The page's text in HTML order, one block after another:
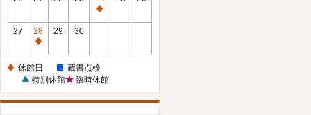
休
27
28
休
日
29 30
休館日
蔵書点検
特別休館
臨時休館